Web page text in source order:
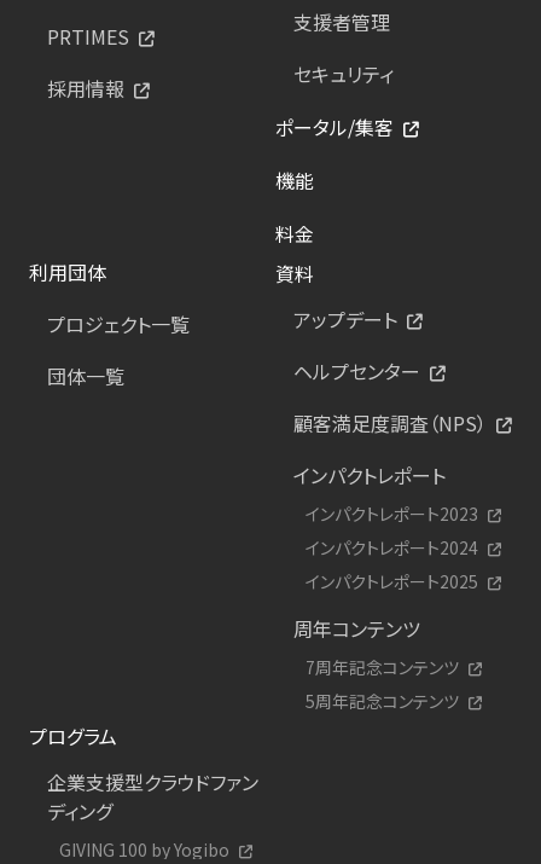
PRTIMES
採用情報
支援者管理
セキュリティ
ポータル/集客
機能
料金
利用団体
プロジェクト一覧
団体一覧
資料
アップデート
ヘルプセンター
顧客満足度調査（NPS）
インパクトレポート
インパクトレポート2023
インパクトレポート2024
インパクトレポート2025
周年コンテンツ
7周年記念コンテンツ
5周年記念コンテンツ
プログラム
企業支援型クラウドファン
ディング
GIVING 100 by Yogibo